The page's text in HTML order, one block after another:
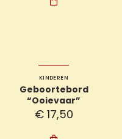
KINDEREN
Geboortebord
“Ooievaar”
€17,50